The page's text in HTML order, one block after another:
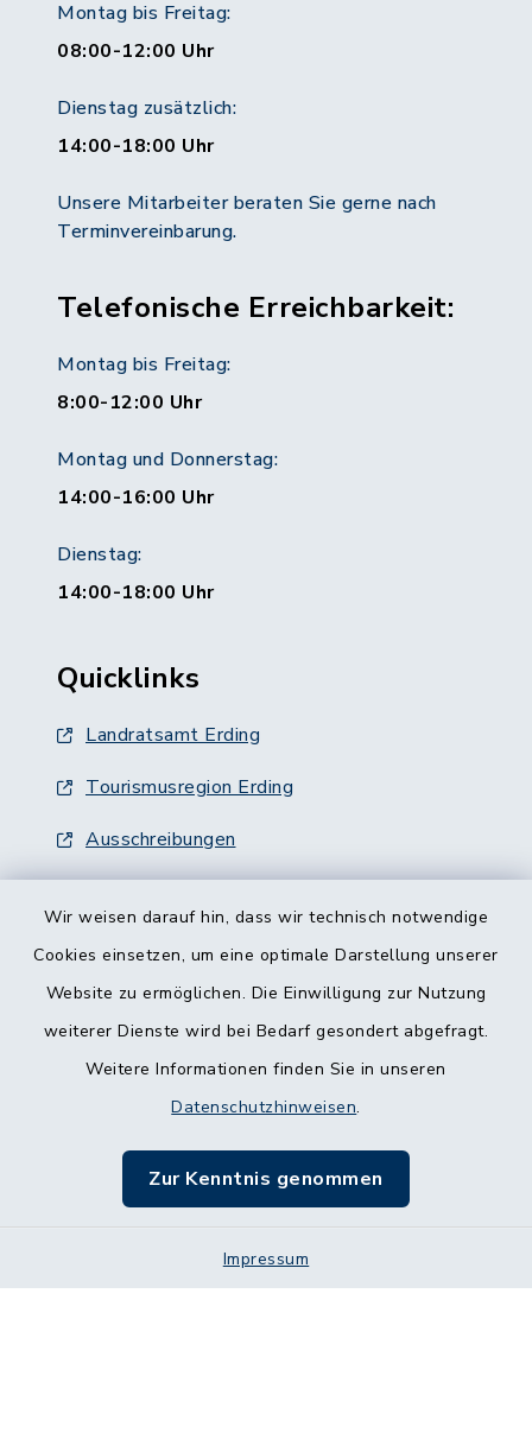
Wir weisen darauf hin, dass wir technisch notwendige
Cookies einsetzen, um eine optimale Darstellung unserer
Website zu ermöglichen. Die Einwilligung zur Nutzung
weiterer Dienste wird bei Bedarf gesondert abgefragt.
Weitere Informationen finden Sie in unseren
Datenschutzhinweisen.
Zur Kenntnis genommen
Impressum
Montag bis Freitag:
08:00-12:00 Uhr
Dienstag zusätzlich:
14:00-18:00 Uhr
Unsere Mitarbeiter beraten Sie gerne nach
Terminvereinbarung.
Telefonische Erreichbarkeit:
Montag bis Freitag:
8:00-12:00 Uhr
Montag und Donnerstag:
14:00-16:00 Uhr
Dienstag:
14:00-18:00 Uhr
Quicklinks
Landratsamt Erding
Tourismusregion Erding
Ausschreibungen
Barrierefreiheit
Impressum
Sitemap